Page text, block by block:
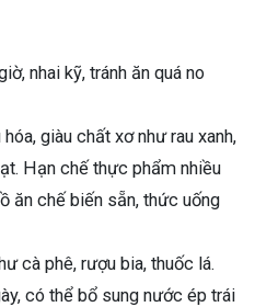
nhai kỹ, tránh ăn quá no
giàu chất xơ như rau xanh,
Hạn chế thực phẩm nhiều
ăn chế biến sẵn, thức uống
cà phê, rượu bia, thuốc lá.
có thể bổ sung nước ép trái